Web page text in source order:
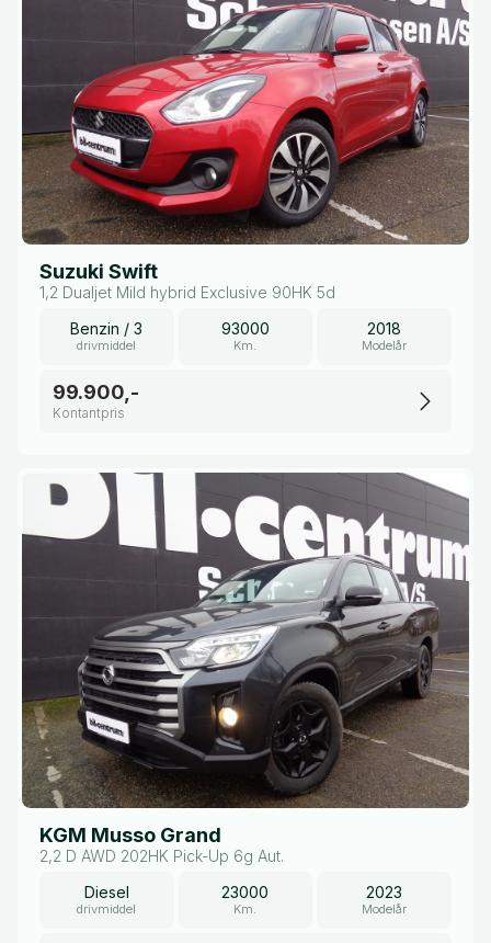
Suzuki Swift
1,2 Dualjet Mild hybrid Exclusive 90HK 5d
Benzin / 3
drivmiddel
93000
Km.
2018
Modelår
99.900,-
Kontantpris
KGM Musso Grand
2,2 D AWD 202HK Pick-Up 6g Aut.
Diesel
drivmiddel
23000
Km.
2023
Modelår